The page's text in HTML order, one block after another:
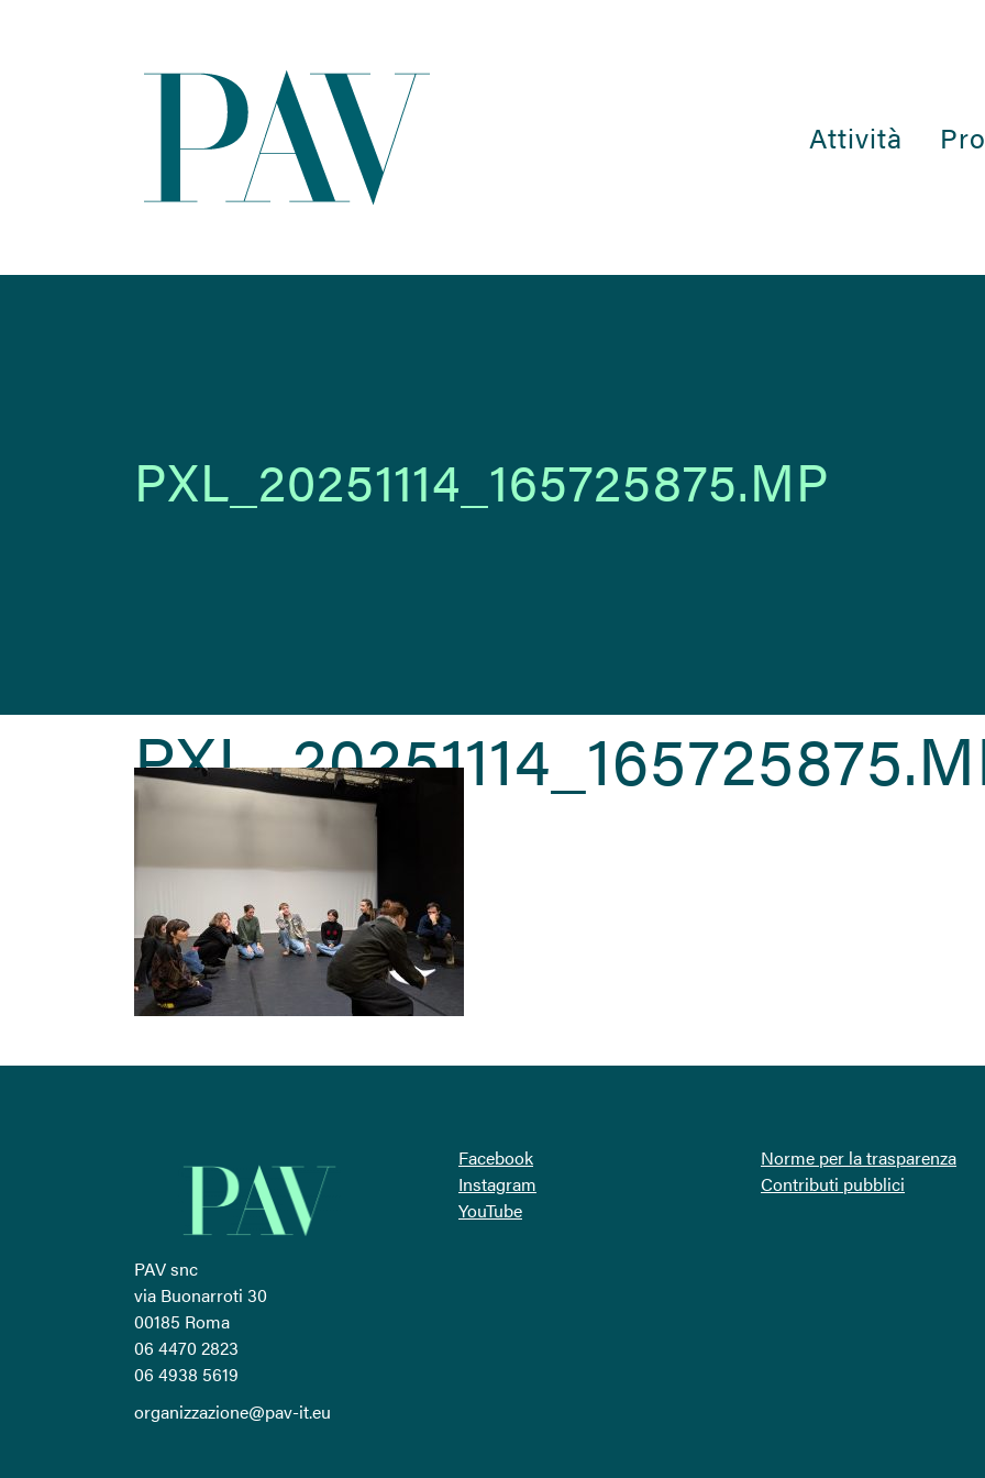
Attività
PXL_20251114_165725875.MP
PAV snc
via Buonarroti 30
00185 Roma
06 4470 2823
06 4938 5619
organizzazione@pav-it.eu
Facebook
Instagram
YouTube
Norme per la trasparenza
Contributi pubblici